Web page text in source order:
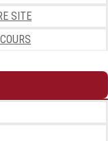
SITE